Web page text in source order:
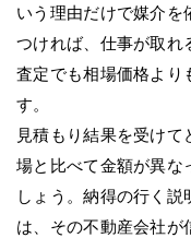
いう理由だけで媒介を
つければ、仕事が取れ
査定でも相場価格より
す。
見積もり結果を受け
場と比べて金額が異な
しょう。納得の行く
は、その不動産会社が